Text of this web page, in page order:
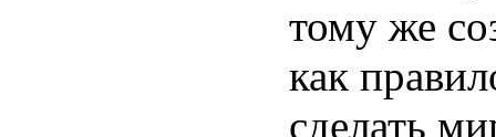
тому же
как
сделать